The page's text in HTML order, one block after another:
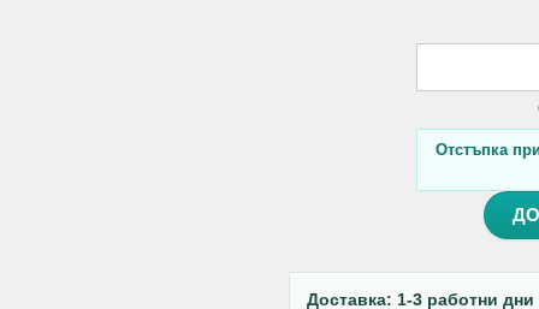
Отстъпка
Доставка: 1-3 работни дни